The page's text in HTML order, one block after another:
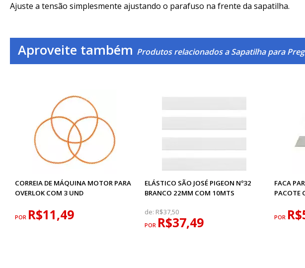
Ajuste a tensão simplesmente ajustando o parafuso na frente da sapatilha.
Aproveite também Produtos relacionados a Sapatilha para
CORREIA DE MÁQUINA MOTOR PARA
OVERLOK COM 3 UND
POR R$11,49
ELÁSTICO SÃO JOSÉ PIGEON Nº32
BRANCO 22MM COM 10MTS
de: R$37,50
POR R$37,49
FACA
PACOTE
POR